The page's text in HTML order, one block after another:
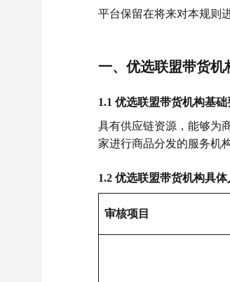
平台保留在将来对本规则
一、优选联盟带货机
1.1 优选联盟带货机构基础
具有供应链资源，能够为
家进行商品分发的服务机构
1.2 优选联盟带货机构具
审核项目